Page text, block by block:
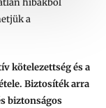
hibákból
a
kötelezettség és a
Biztosíték arra
biztonságos